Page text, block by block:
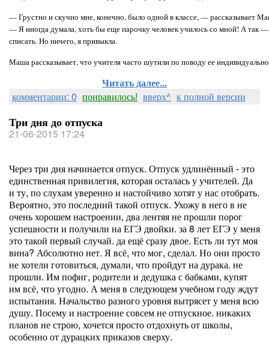
— Грустно и скучно мне, конечно, было одной в классе, — рассказывает
— Я иногда думала, хоть бы еще парочку человек училось со мной! А так —
списать. Но ничего, я привыкла.
Маша рассказывает, что учителя часто шутили по поводу ее
Читать далее...
комментарии: 0 понравилось! вверх^ к полной версии
Три дня до отпуска
21-06-2015 17:24
Через три дня начинается отпуск. Отпуск удлинённый - это
единственная привилегия, которая осталась у учителей. Да
и ту, по слухам уверенно и настойчиво хотят у нас отобрать.
Вероятно, это последний такой отпуск. Ухожу в него в не
очень хорошем настроении, два лентяя не прошли порог
успешности и получили на ЕГЭ двойки. за 8 лет ЕГЭ у меня
это такой первый случай. да ещё сразу двое. Есть ли тут моя
вина? Абсолютно нет. Я всё, что мог, сделал. Но они просто
не хотели готовиться, думали, что пройдут на дурака. не
прошли. Им пофиг, родители и дедушка с бабками, купят
им всё, что угодно. А меня в следующем учебном году ждут
испытания. Начальство разного уровня вытрясет у меня всю
душу. Посему и настроение совсем не отпускное. никаких
планов не строю, хочется просто отдохнуть от школы,
особенно от дурацких приказов сверху.